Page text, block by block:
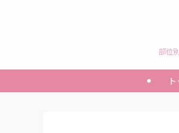
部位